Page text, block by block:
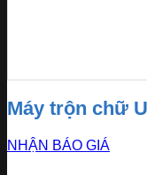
Máy trộn chữ
NHẬN BÁO GIÁ